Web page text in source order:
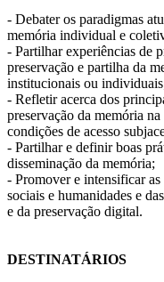
- Debater os paradigmas
memória individual e
- Partilhar experiências de
preservação e partilha da
institucionais ou
- Refletir acerca dos
preservação da memória
condições de acesso
- Partilhar e definir boas
disseminação da memória;
- Promover e intensificar as
sociais e humanidades e
e da preservação digital.
DESTINATÁRIOS